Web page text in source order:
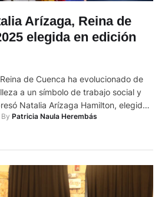
Arízaga, Reina de
elegida en edición
de Cuenca ha evolucionado de
a un símbolo de trabajo social y
Natalia Arízaga Hamilton, elegida
Centenaria, en la gala que se llevó a
octubre de 2024 en el Teatro Carlos
By Patricia Naula Herembás